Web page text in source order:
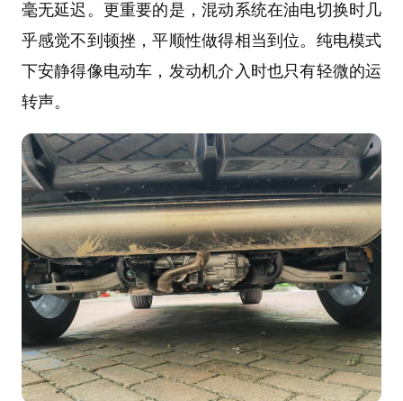
毫无延迟。更重要的是，混动系统在油电切换时几
乎感觉不到顿挫，平顺性做得相当到位。纯电模式
下安静得像电动车，发动机介入时也只有轻微的运
转声。